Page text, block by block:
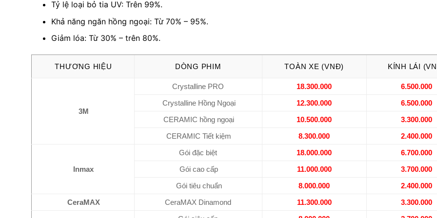
Tỷ lệ loại bỏ tia UV: Trên 99%.
Khả năng ngăn hồng ngoại: Từ 70% – 95%.
Giảm lóa: Từ 30% – trên 80%.
THƯƠNG HIỆU DÒNG PHIM TOÀN XE (VNĐ) KÍNH LÁI
3M
Crystalline PRO 18.300.000
6.500.000
Crystalline Hồng Ngoại
12.300.000
6.500.000
CERAMIC hồng ngoại
10.500.000
3.300.000
CERAMIC Tiết kiệm
8.300.000 2.400.000
Inmax
Gói đặc biệt 18.000.000
6.700.000
Gói cao cấp
11.000.000
3.700.000
Gói tiêu chuẩn
8.000.000
2.400.000
CeraMAX
CeraMAX Dinamond 11.300.000
3.300.000